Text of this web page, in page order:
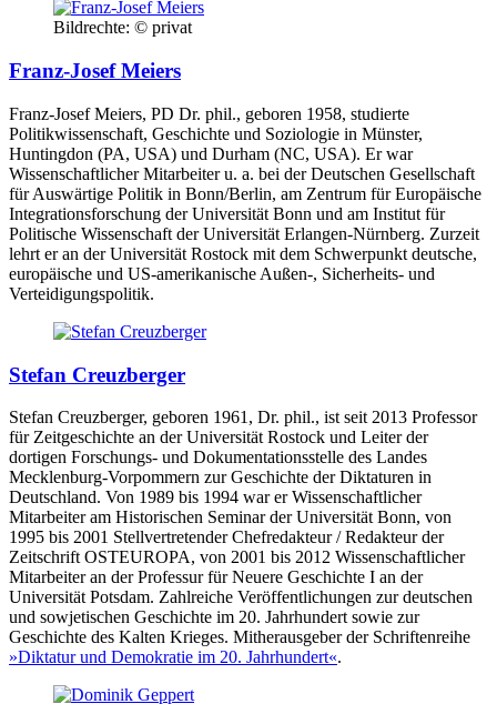
Bildrechte: © privat
Franz-Josef Meiers
Franz-Josef Meiers, PD Dr. phil., geboren 1958, studierte
Politikwissenschaft, Geschichte und Soziologie in Münster,
Huntingdon (PA, USA) und Durham (NC, USA). Er war
Wissenschaftlicher Mitarbeiter u. a. bei der Deutschen Gesellschaft
für Auswärtige Politik in Bonn/Berlin, am Zentrum für Europäische
Integrationsforschung der Universität Bonn und am Institut für
Politische Wissenschaft der Universität Erlangen-Nürnberg. Zurzeit
lehrt er an der Universität Rostock mit dem Schwerpunkt deutsche,
europäische und US-amerikanische Außen-, Sicherheits- und
Verteidigungspolitik.
Stefan Creuzberger
Stefan Creuzberger, geboren 1961, Dr. phil., ist seit 2013 Professor
für Zeitgeschichte an der Universität Rostock und Leiter der
dortigen Forschungs- und Dokumentationsstelle des Landes
Mecklenburg-Vorpommern zur Geschichte der Diktaturen in
Deutschland. Von 1989 bis 1994 war er Wissenschaftlicher
Mitarbeiter am Historischen Seminar der Universität Bonn, von
1995 bis 2001 Stellvertretender Chefredakteur / Redakteur der
Zeitschrift OSTEUROPA, von 2001 bis 2012 Wissenschaftlicher
Mitarbeiter an der Professur für Neuere Geschichte I an der
Universität Potsdam. Zahlreiche Veröffentlichungen zur deutschen
und sowjetischen Geschichte im 20. Jahrhundert sowie zur
Geschichte des Kalten Krieges. Mitherausgeber der Schriftenreihe
»Diktatur und Demokratie im 20. Jahrhundert«.